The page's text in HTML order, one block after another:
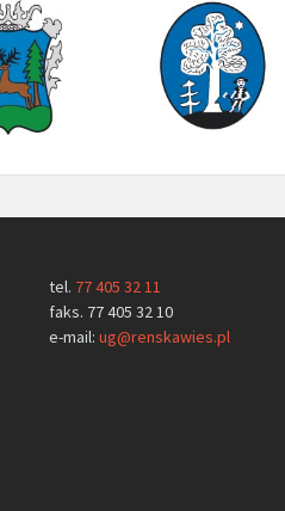
tel. 77 405 32 11
faks. 77 405 32 10
e-mail: ug@renskawies.pl